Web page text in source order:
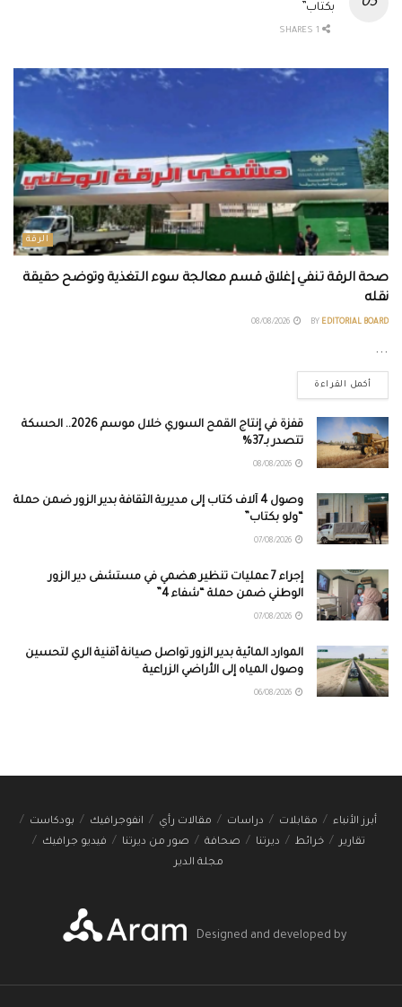
بكتاب”
الرقة
صحة الرقة تنفي إغلاق قسم معالجة سوء التغذية وتوضح حقيقة
نقله
BY EDITORIAL BOARD
...
أكمل القراءة
قفزة في إنتاج القمح السوري خلال موسم 2026.. الحسكة
تتصدر بـ37%
وصول 4 آلاف كتاب إلى مديرية الثقافة بدير الزور ضمن حملة
“ولو بكتاب”
إجراء 7 عمليات تنظير هضمي في مستشفى دير الزور
الوطني ضمن حملة “شفاء 4”
الموارد المائية بدير الزور تواصل صيانة أقنية الري لتحسين
وصول المياه إلى الأراضي الزراعية
أبرز الأنباء مقابلات دراسات مقالات رأي انفوجرافيك
بودكاست
تقارير
خرائط ديرتنا صحافة صور من ديرتنا
فيديو جرافيك
مجلة الدير
Designed and developed by